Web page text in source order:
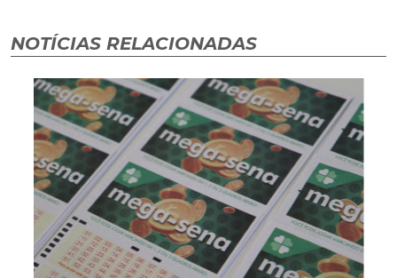
NOTÍCIAS RELACIONADAS